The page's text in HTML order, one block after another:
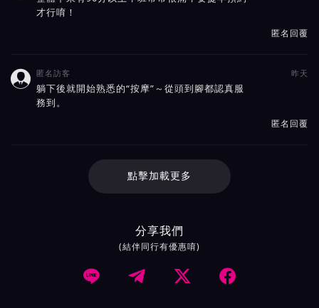
才行唷！
匿名回覆
 匿名訪客 昨天
躺下後就開始熟悉的“按摩”～從頭到腳都認真服
務到。
匿名回覆
點擊加載更多
分享我們
(結伴同行有優惠唷)
   